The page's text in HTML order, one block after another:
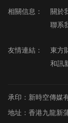
相關信息： 關於
聯系
友情連結： 東方
和訊
承印：新時空傳媒
地址：香港九龍新